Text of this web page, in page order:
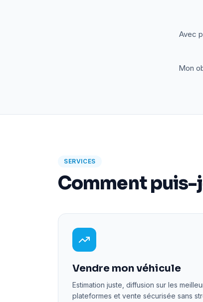
Avec
Mon
SERVICES
Comment puis-
Vendre mon véhicule
Estimation juste, diffusion sur les
plateformes et vente sécurisée sans